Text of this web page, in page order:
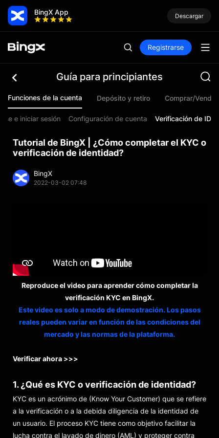
BingX App Descargar
Registrarse
Guía para principiantes
Funciones de la cuenta Depósito y retiro Comprar/
e iniciar sesión Configuración de cuenta Verificación de ID
Tutorial de BingX | ¿Cómo completar el KYC o
verificación de identidad?
BingX
2022-03-02 07:48
Reproduce el video para aprender cómo completar la
verificación KYC en BingX.
Este video es solo a modo de demostración. Los pasos
reales pueden variar en función de las condiciones del
mercado y las normas de la plataforma.
Verificar ahora >>>
1. ¿Qué es KYC o verificación de identidad?
KYC es un acrónimo de (Know Your Customer) que se refiere
a la verificación o a la debida diligencia de la identidad de
un usuario. El proceso KYC tiene como objetivo facilitar la
lucha contra el lavado de dinero (AML) y proteger contra